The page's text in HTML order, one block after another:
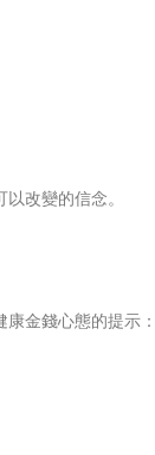
改變的信念。
金錢心態的提示：